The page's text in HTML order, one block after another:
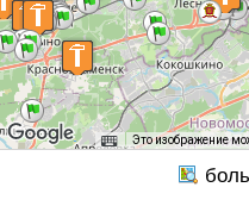
Это изображение